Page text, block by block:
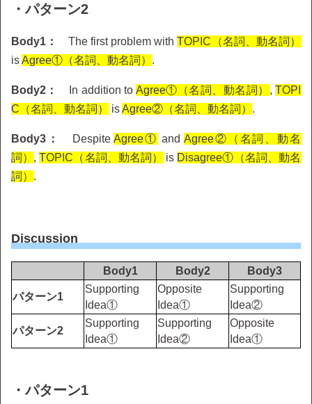
・パターン2
Body1： The first problem withTOPIC（名詞、動名詞）
isAgree①（名詞、動名詞） .
Body2： In addition to Agree①（名詞、動名詞） ,TOPI
C（名詞、動名詞）
isAgree②（名詞、動名詞） .
Body3： DespiteAgree① and Agree②（名詞、動名
詞） ,TOPIC（名詞、動名詞） is Disagree①（名詞、動名
詞） .
Discussion
Body1 Body2 Body3
パターン1
Supporting
Idea①
Opposite
Idea①
Supporting
Idea②
パターン2
Supporting
Idea①
Supporting
Idea②
Opposite
Idea①
・パターン1